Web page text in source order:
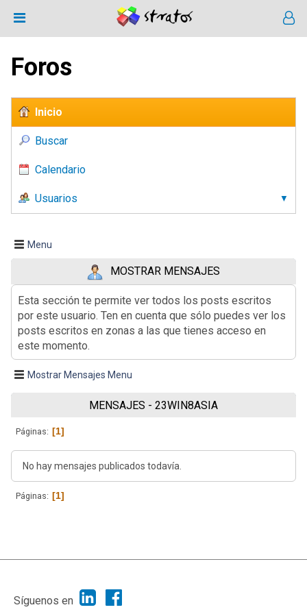
Foros
Inicio
Buscar
Calendario
Usuarios
Menu
MOSTRAR MENSAJES
Esta sección te permite ver todos los posts escritos
por este usuario. Ten en cuenta que sólo puedes ver los
posts escritos en zonas a las que tienes acceso en
este momento.
Mostrar Mensajes Menu
MENSAJES - 23WIN8ASIA
Páginas 1
No hay mensajes publicados todavía.
Páginas 1
|
Síguenos en